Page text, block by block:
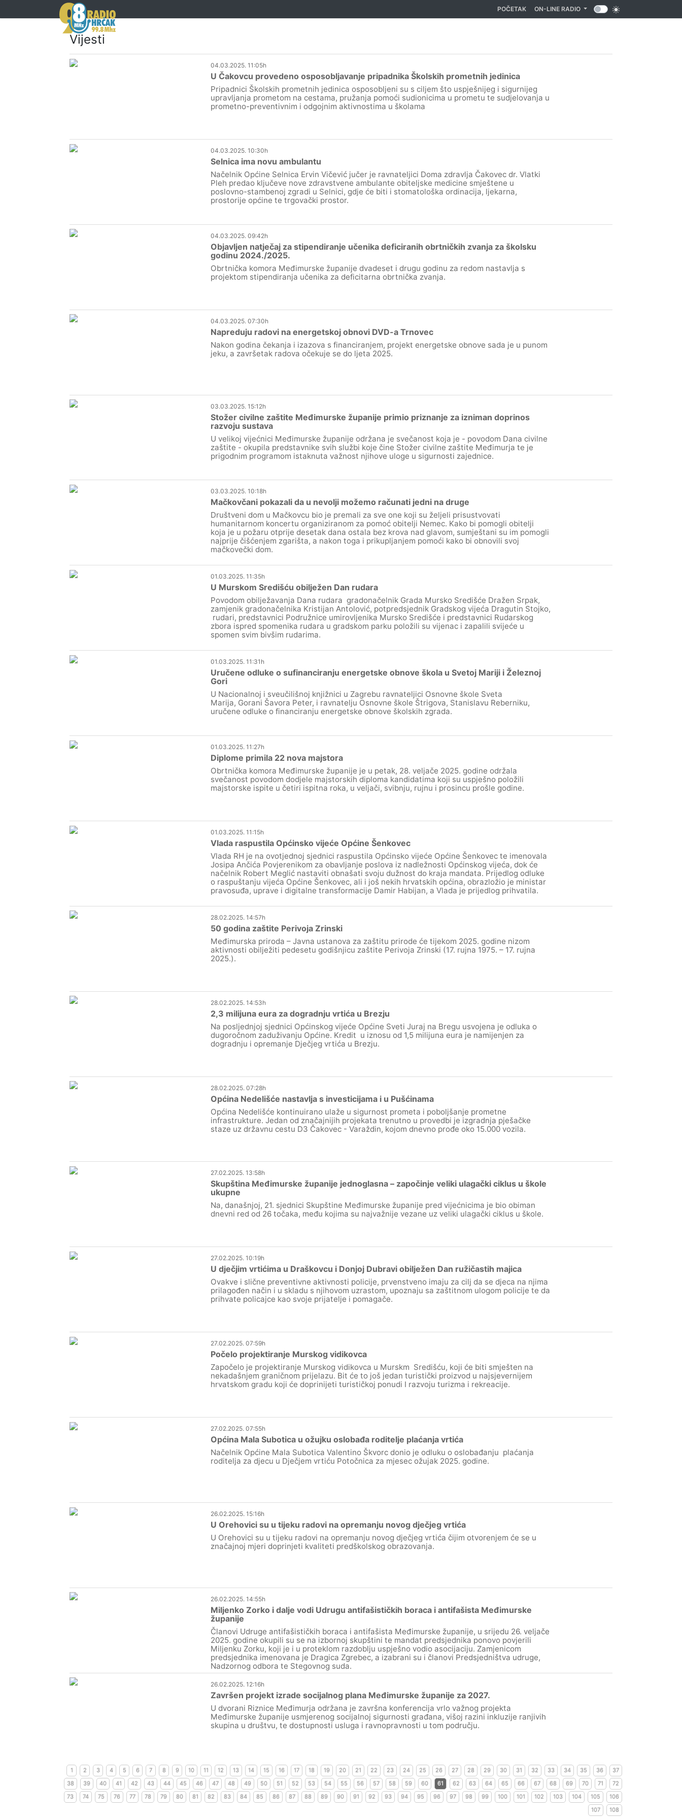
POČETAK(CURRENT)
ON-LINE RADIO
Vijesti
04.03.2025. 11:05h
U Čakovcu provedeno osposobljavanje pripadnika Školskih prometnih jedinica
Pripadnici Školskih prometnih jedinica osposobljeni su s ciljem što uspješnijeg i sigurnijeg
upravljanja prometom na cestama, pružanja pomoći sudionicima u prometu te sudjelovanja u
prometno-preventivnim i odgojnim aktivnostima u školama
04.03.2025. 10:30h
Selnica ima novu ambulantu
Načelnik Općine Selnica Ervin Vičević jučer je ravnateljici Doma zdravlja Čakovec dr. Vlatki
Pleh predao ključeve nove zdravstvene ambulante obiteljske medicine smještene u
poslovno-stambenoj zgradi u Selnici, gdje će biti i stomatološka ordinacija, ljekarna,
prostorije općine te trgovački prostor.
04.03.2025. 09:42h
Objavljen natječaj za stipendiranje učenika deficiranih obrtničkih zvanja za školsku
godinu 2024./2025.
Obrtnička komora Međimurske županije dvadeset i drugu godinu za redom nastavlja s
projektom stipendiranja učenika za deficitarna obrtnička zvanja.
04.03.2025. 07:30h
Napreduju radovi na energetskoj obnovi DVD-a Trnovec
Nakon godina čekanja i izazova s financiranjem, projekt energetske obnove sada je u punom
jeku, a završetak radova očekuje se do ljeta 2025.
03.03.2025. 15:12h
Stožer civilne zaštite Međimurske županije primio priznanje za izniman doprinos
razvoju sustava
U velikoj vijećnici Međimurske županije održana je svečanost koja je - povodom Dana civilne
zaštite - okupila predstavnike svih službi koje čine Stožer civilne zaštite Međimurja te je
prigodnim programom istaknuta važnost njihove uloge u sigurnosti zajednice.
03.03.2025. 10:18h
Mačkovčani pokazali da u nevolji možemo računati jedni na druge
Društveni dom u Mačkovcu bio je premali za sve one koji su željeli prisustvovati
humanitarnom koncertu organiziranom za pomoć obitelji Nemec. Kako bi pomogli obitelji
koja je u požaru otprije desetak dana ostala bez krova nad glavom, sumještani su im pomogli
najprije čišćenjem zgarišta, a nakon toga i prikupljanjem pomoći kako bi obnovili svoj
mačkovečki dom.
01.03.2025. 11:35h
U Murskom Središću obilježen Dan rudara
Povodom obilježavanja Dana rudara gradonačelnik Grada Mursko Središće Dražen Srpak,
zamjenik gradonačelnika Kristijan Antolović, potpredsjednik Gradskog vijeća Dragutin Stojko,
rudari, predstavnici Podružnice umirovljenika Mursko Središće i predstavnici Rudarskog
zbora ispred spomenika rudara u gradskom parku položili su vijenac i zapalili svijeće u
spomen svim bivšim rudarima.
01.03.2025. 11:31h
Uručene odluke o sufinanciranju energetske obnove škola u Svetoj Mariji i Železnoj
Gori
U Nacionalnoj i sveučilišnoj knjižnici u Zagrebu ravnateljici Osnovne škole Sveta
Marija, Gorani Šavora Peter, i ravnatelju Osnovne škole Štrigova, Stanislavu Reberniku,
uručene odluke o financiranju energetske obnove školskih zgrada.
01.03.2025. 11:27h
Diplome primila 22 nova majstora
Obrtnička komora Međimurske županije je u petak, 28. veljače 2025. godine održala
svečanost povodom dodjele majstorskih diploma kandidatima koji su uspješno položili
majstorske ispite u četiri ispitna roka, u veljači, svibnju, rujnu i prosincu prošle godine.
01.03.2025. 11:15h
Vlada raspustila Općinsko vijeće Općine Šenkovec
Vlada RH je na ovotjednoj sjednici raspustila Općinsko vijeće Općine Šenkovec te imenovala
Josipa Ančića Povjerenikom za obavljanje poslova iz nadležnosti Općinskog vijeća, dok će
načelnik Robert Meglić nastaviti obnašati svoju dužnost do kraja mandata. Prijedlog odluke
o raspuštanju vijeća Općine Šenkovec, ali i još nekih hrvatskih općina, obrazložio je ministar
pravosuđa, uprave i digitalne transformacije Damir Habijan, a Vlada je prijedlog prihvatila.
28.02.2025. 14:57h
50 godina zaštite Perivoja Zrinski
Međimurska priroda – Javna ustanova za zaštitu prirode će tijekom 2025. godine nizom
aktivnosti obilježiti pedesetu godišnjicu zaštite Perivoja Zrinski (17. rujna 1975. – 17. rujna
2025.).
28.02.2025. 14:53h
2,3 milijuna eura za dogradnju vrtića u Brezju
Na posljednjoj sjednici Općinskog vijeće Općine Sveti Juraj na Bregu usvojena je odluka o
dugoročnom zaduživanju Općine. Kredit u iznosu od 1,5 milijuna eura je namijenjen za
dogradnju i opremanje Dječjeg vrtića u Brezju.
28.02.2025. 07:28h
Općina Nedelišće nastavlja s investicijama i u Pušćinama
Općina Nedelišće kontinuirano ulaže u sigurnost prometa i poboljšanje prometne
infrastrukture. Jedan od značajnijih projekata trenutno u provedbi je izgradnja pješačke
staze uz državnu cestu D3 Čakovec - Varaždin, kojom dnevno prođe oko 15.000 vozila.
27.02.2025. 13:58h
Skupština Međimurske županije jednoglasna – započinje veliki ulagački ciklus u škole
ukupne
Na, današnjoj, 21. sjednici Skupštine Međimurske županije pred vijećnicima je bio obiman
dnevni red od 26 točaka, među kojima su najvažnije vezane uz veliki ulagački ciklus u škole.
27.02.2025. 10:19h
U dječjim vrtićima u Draškovcu i Donjoj Dubravi obilježen Dan ružičastih majica
Ovakve i slične preventivne aktivnosti policije, prvenstveno imaju za cilj da se djeca na njima
prilagođen način i u skladu s njihovom uzrastom, upoznaju sa zaštitnom ulogom policije te da
prihvate policajce kao svoje prijatelje i pomagače.
27.02.2025. 07:59h
Počelo projektiranje Murskog vidikovca
Započelo je projektiranje Murskog vidikovca u Murskm Središću, koji će biti smješten na
nekadašnjem graničnom prijelazu. Bit će to još jedan turistički proizvod u najsjevernijem
hrvatskom gradu koji će doprinijeti turističkoj ponudi I razvoju turizma i rekreacije.
27.02.2025. 07:55h
Općina Mala Subotica u ožujku oslobađa roditelje plaćanja vrtića
Načelnik Općine Mala Subotica Valentino Škvorc donio je odluku o oslobađanju plaćanja
roditelja za djecu u Dječjem vrtiću Potočnica za mjesec ožujak 2025. godine.
26.02.2025. 15:16h
U Orehovici su u tijeku radovi na opremanju novog dječjeg vrtića
U Orehovici su u tijeku radovi na opremanju novog dječjeg vrtića čijim otvorenjem će se u
značajnoj mjeri doprinjeti kvaliteti predškolskog obrazovanja.
26.02.2025. 14:55h
Miljenko Zorko i dalje vodi Udrugu antifašističkih boraca i antifašista Međimurske
županije
Članovi Udruge antifašističkih boraca i antifašista Međimurske županije, u srijedu 26. veljače
2025. godine okupili su se na izbornoj skupštini te mandat predsjednika ponovo povjerili
Miljenku Zorku, koji je i u proteklom razdoblju uspješno vodio asocijaciju. Zamjenicom
predsjednika imenovana je Dragica Zgrebec, a izabrani su i članovi Predsjedništva udruge,
Nadzornog odbora te Stegovnog suda.
26.02.2025. 12:16h
Završen projekt izrade socijalnog plana Međimurske županije za 2027.
U dvorani Riznice Međimurja održana je završna konferencija vrlo važnog projekta
Međimurske županije usmjerenog socijalnoj sigurnosti građana, višoj razini inkluzije ranjivih
skupina u društvu, te dostupnosti usluga i ravnopravnosti u tom području.
1 2 3 4 5 6 7 8 9 10 11 12 13 14 15 16 17 18 19 20 21 22 23 24 25 26 27 28 29 30 31 32 33 34 35 36
37
38
39 40 41 42 43 44 45 46 47 48 49 50 51 52 53 54 55 56 57 58 59 60 61 62 63 64 65 66 67 68 69 70 71
72
73
74 75 76 77 78 79 80 81 82 83 84 85 86 87 88 89 90 91 92 93 94 95 96 97 98 99 100 101 102 103 104 105
106
107
108